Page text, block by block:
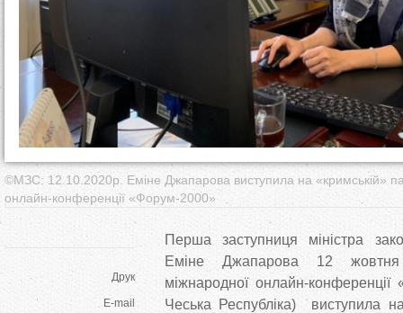
©️МЗС: 12.10.2020р. Еміне Джапарова виступила на «кримській»
онлайн-конференції «Форум-2000»
Друк
E-mail
Перша заступниця міністра
Еміне Джапарова 12
міжнародної онлайн-
Чеська Республіка) виступила